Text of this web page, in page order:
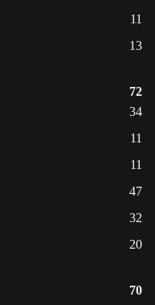
11
13
72
34
11
11
47
32
20
70